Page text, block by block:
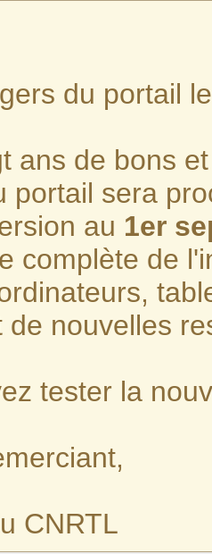
du portail
ans de bons
portail sera
au 1er
complète de
de nouvelles
tester la
CNRTL